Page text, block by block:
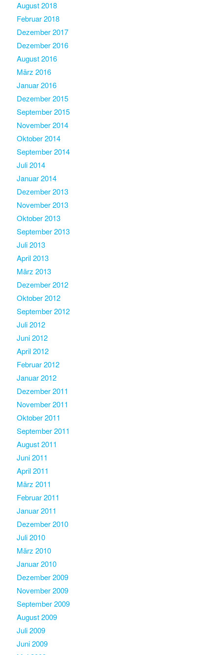
August 2018
Februar 2018
Dezember 2017
Dezember 2016
August 2016
März 2016
Januar 2016
Dezember 2015
September 2015
November 2014
Oktober 2014
September 2014
Juli 2014
Januar 2014
Dezember 2013
November 2013
Oktober 2013
September 2013
Juli 2013
April 2013
März 2013
Dezember 2012
Oktober 2012
September 2012
Juli 2012
Juni 2012
April 2012
Februar 2012
Januar 2012
Dezember 2011
November 2011
Oktober 2011
September 2011
August 2011
Juni 2011
April 2011
März 2011
Februar 2011
Januar 2011
Dezember 2010
Juli 2010
März 2010
Januar 2010
Dezember 2009
November 2009
September 2009
August 2009
Juli 2009
Juni 2009